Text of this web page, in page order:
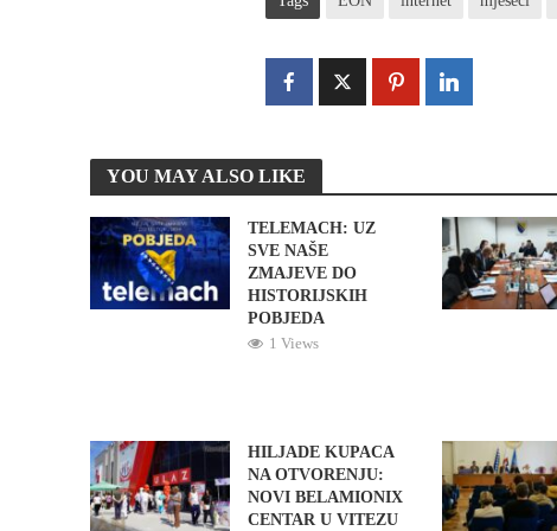
YOU MAY ALSO LIKE
TELEMACH: UZ
SVE NAŠE
ZMAJEVE DO
HISTORIJSKIH
POBJEDA
1 Views
HILJADE KUPACA
NA OTVORENJU:
NOVI BELAMIONIX
CENTAR U VITEZU